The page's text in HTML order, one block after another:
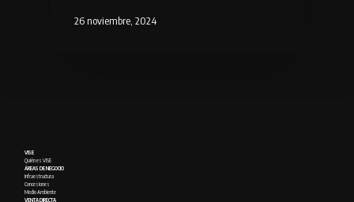
26 noviembre, 2024
VISE
Quién es VISE
ÁREAS DE NEGOCIO
Infraestructura
Concesiones
Medio Ambiente
VENTA DIRECTA